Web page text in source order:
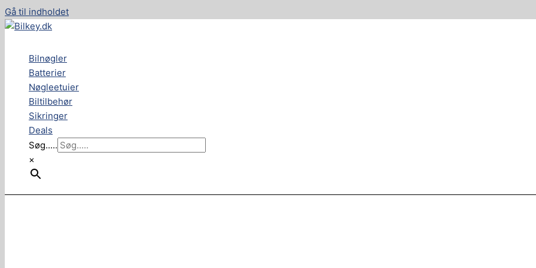
Gå til indholdet
Bilnøgler
Batterier
Nøgleetuier
Biltilbehør
Sikringer
Deals
Søg.....
×